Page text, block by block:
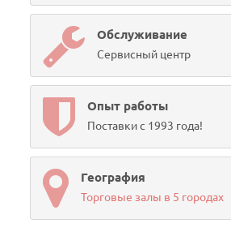
Обслуживание
Сервисный центр
Опыт работы
Поставки с 1993 года!
География
Торговые залы в 5 городах